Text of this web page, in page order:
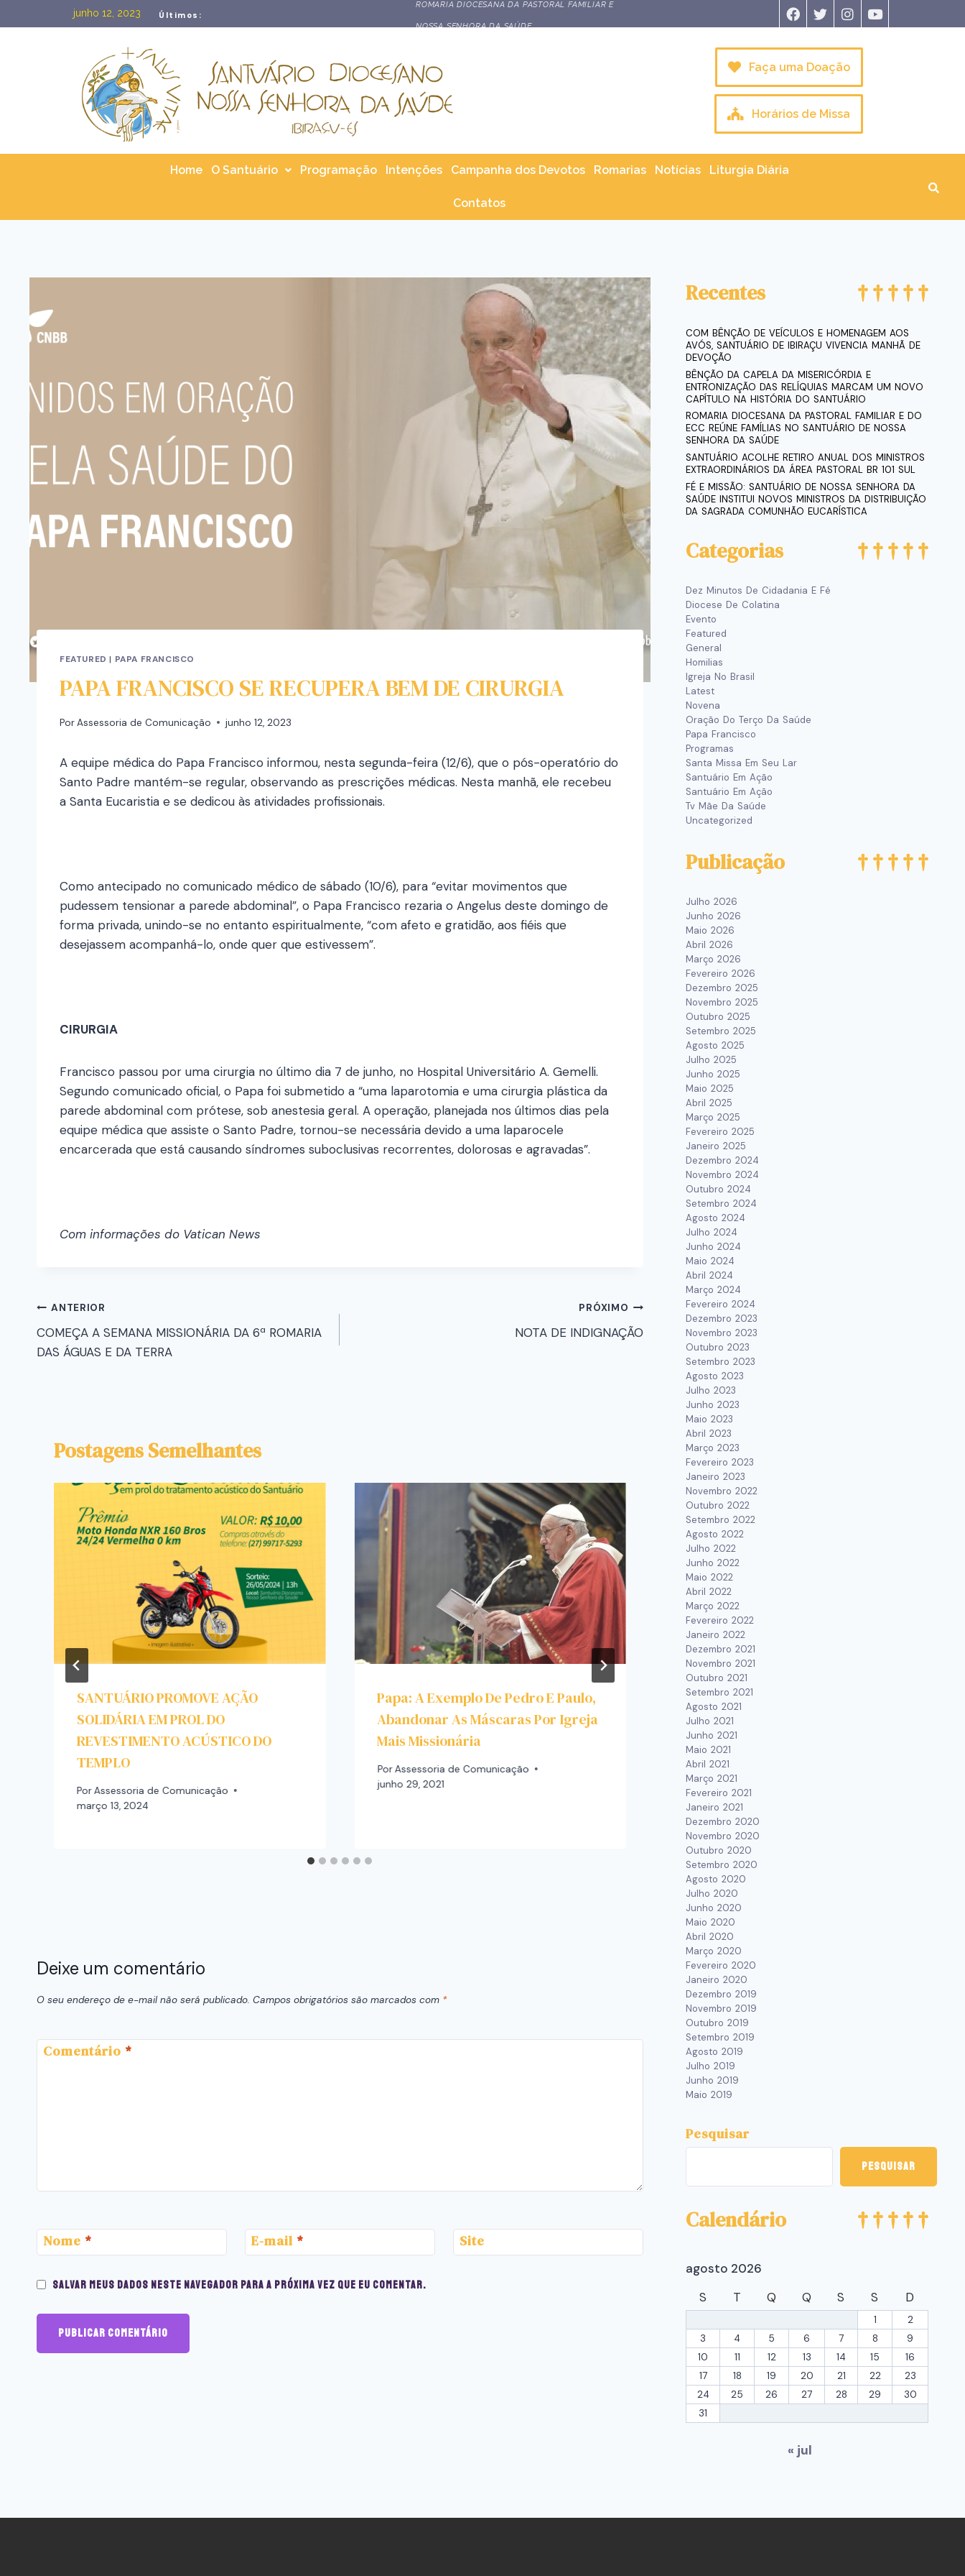
junho 12, 2023 Últimos:
ROMARIA DIOCESANA DA PASTORAL FAMILIAR E DO ECC REÚNE FAMÍLIAS NO SANTUÁRIO DE
NOSSA SENHORA DA SAÚDE
Faça uma Doação
Horários de Missa
Home O Santuário Programação Intenções Campanha dos Devotos Romarias Notícias Liturgia Diária
Contatos
FEATURED | PAPA FRANCISCO
PAPA FRANCISCO SE RECUPERA BEM DE CIRURGIA
PorAssessoria de Comunicação junho 12, 2023
A equipe médica do Papa Francisco informou, nesta segunda-feira (12/6), que o pós-operatório do
Santo Padre mantém-se regular, observando as prescrições médicas. Nesta manhã, ele recebeu
a Santa Eucaristia e se dedicou às atividades profissionais.
Como antecipado no comunicado médico de sábado (10/6), para “evitar movimentos que
pudessem tensionar a parede abdominal”, o Papa Francisco rezaria o Angelus deste domingo de
forma privada, unindo-se no entanto espiritualmente, “com afeto e gratidão, aos fiéis que
desejassem acompanhá-lo, onde quer que estivessem”.
CIRURGIA
Francisco passou por uma cirurgia no último dia 7 de junho, no Hospital Universitário A. Gemelli.
Segundo comunicado oficial, o Papa foi submetido a “uma laparotomia e uma cirurgia plástica da
parede abdominal com prótese, sob anestesia geral. A operação, planejada nos últimos dias pela
equipe médica que assiste o Santo Padre, tornou-se necessária devido a uma laparocele
encarcerada que está causando síndromes suboclusivas recorrentes, dolorosas e agravadas”.
Com informações do Vatican News
ANTERIOR
COMEÇA A SEMANA MISSIONÁRIA DA 6ª ROMARIA
DAS ÁGUAS E DA TERRA
PRÓXIMO
NOTA DE INDIGNAÇÃO
Postagens Semelhantes
SANTUÁRIO PROMOVE AÇÃO
SOLIDÁRIA EM PROL DO
REVESTIMENTO ACÚSTICO DO
TEMPLO
PorAssessoria de Comunicação
março 13, 2024
Papa: A Exemplo De Pedro E Paulo,
Abandonar As Máscaras Por Igreja
Mais Missionária
Por Assessoria de Comunicação
junho 29, 2021
SANTUÁRIO ACOLHE ROMARIA
DIOCESANA DO APOSTOLADO DA
ORAÇÃO
PorAssessoria de Comunicação
setembro 8, 2023
Deixe um comentário
O seu endereço de e-mail não será publicado. Campos obrigatórios são marcados com *
Comentário *
Nome * E-mail * Site
Salvar meus dados neste navegador para a próxima vez que eu comentar.
Recentes
COM BÊNÇÃO DE VEÍCULOS E HOMENAGEM AOS
AVÓS, SANTUÁRIO DE IBIRAÇU VIVENCIA MANHÃ DE
DEVOÇÃO
BÊNÇÃO DA CAPELA DA MISERICÓRDIA E
ENTRONIZAÇÃO DAS RELÍQUIAS MARCAM UM NOVO
CAPÍTULO NA HISTÓRIA DO SANTUÁRIO
ROMARIA DIOCESANA DA PASTORAL FAMILIAR E DO
ECC REÚNE FAMÍLIAS NO SANTUÁRIO DE NOSSA
SENHORA DA SAÚDE
SANTUÁRIO ACOLHE RETIRO ANUAL DOS MINISTROS
EXTRAORDINÁRIOS DA ÁREA PASTORAL BR 101 SUL
FÉ E MISSÃO: SANTUÁRIO DE NOSSA SENHORA DA
SAÚDE INSTITUI NOVOS MINISTROS DA DISTRIBUIÇÃO
DA SAGRADA COMUNHÃO EUCARÍSTICA
Categorias
Dez Minutos De Cidadania E Fé
Diocese De Colatina
Evento
Featured
General
Homilias
Igreja No Brasil
Latest
Novena
Oração Do Terço Da Saúde
Papa Francisco
Programas
Santa Missa Em Seu Lar
Santuário Em Ação
Santuário Em Ação
Tv Mãe Da Saúde
Uncategorized
Publicação
Julho 2026
Junho 2026
Maio 2026
Abril 2026
Março 2026
Fevereiro 2026
Dezembro 2025
Novembro 2025
Outubro 2025
Setembro 2025
Agosto 2025
Julho 2025
Junho 2025
Maio 2025
Abril 2025
Março 2025
Fevereiro 2025
Janeiro 2025
Dezembro 2024
Novembro 2024
Outubro 2024
Setembro 2024
Agosto 2024
Julho 2024
Junho 2024
Maio 2024
Abril 2024
Março 2024
Fevereiro 2024
Dezembro 2023
Novembro 2023
Outubro 2023
Setembro 2023
Agosto 2023
Julho 2023
Junho 2023
Maio 2023
Abril 2023
Março 2023
Fevereiro 2023
Janeiro 2023
Novembro 2022
Outubro 2022
Setembro 2022
Agosto 2022
Julho 2022
Junho 2022
Maio 2022
Abril 2022
Março 2022
Fevereiro 2022
Janeiro 2022
Dezembro 2021
Novembro 2021
Outubro 2021
Setembro 2021
Agosto 2021
Julho 2021
Junho 2021
Maio 2021
Abril 2021
Março 2021
Fevereiro 2021
Janeiro 2021
Dezembro 2020
Novembro 2020
Outubro 2020
Setembro 2020
Agosto 2020
Julho 2020
Junho 2020
Maio 2020
Abril 2020
Março 2020
Fevereiro 2020
Janeiro 2020
Dezembro 2019
Novembro 2019
Outubro 2019
Setembro 2019
Agosto 2019
Julho 2019
Junho 2019
Maio 2019
Pesquisar
Pesquisar
Calendário
agosto 2026
S
T Q Q S S D
1
2
3
4 5 6 7 8
9
10
11 12 13 14 15
16
17
18 19 20 21 22
23
24
25 26 27 28 29
30
31
« jul